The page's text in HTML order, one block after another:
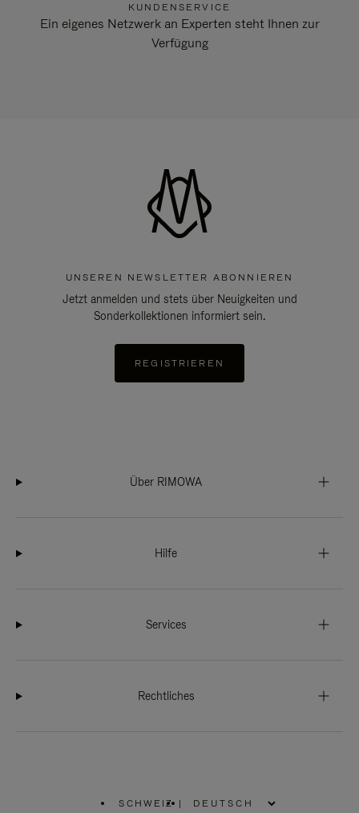
KUNDENSERVICE
Ein eigenes Netzwerk an Experten steht Ihnen zur
Verfügung
UNSEREN NEWSLETTER ABONNIEREN
Jetzt anmelden und stets über Neuigkeiten und
Sonderkollektionen informiert sein.
REGISTRIEREN
Über RIMOWA
Hilfe
Services
Rechtliches
SCHWEIZ |